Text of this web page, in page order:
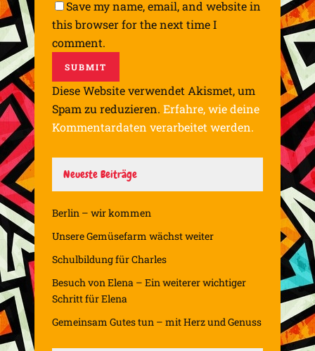
Save my name, email, and website in
this browser for the next time I
comment.
Diese Website verwendet Akismet, um
Spam zu reduzieren. Erfahre, wie deine
Kommentardaten verarbeitet werden.
Neueste Beiträge
Berlin – wir kommen
Unsere Gemüsefarm wächst weiter
Schulbildung für Charles
Besuch von Elena – Ein weiterer wichtiger
Schritt für Elena
Gemeinsam Gutes tun – mit Herz und Genuss